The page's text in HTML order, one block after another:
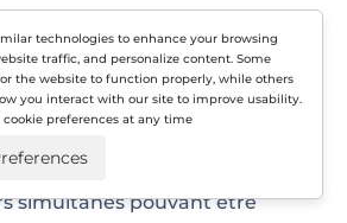
dynamique
dynamique permet
charge utilisateur en
un test. Vous
avec un nombre pré-défini
simultanés pouvant être
technologies to enhance your browsing
traffic, and personalize content. Some
the website to function properly, while others
you interact with our site to improve usability.
preferences at any time